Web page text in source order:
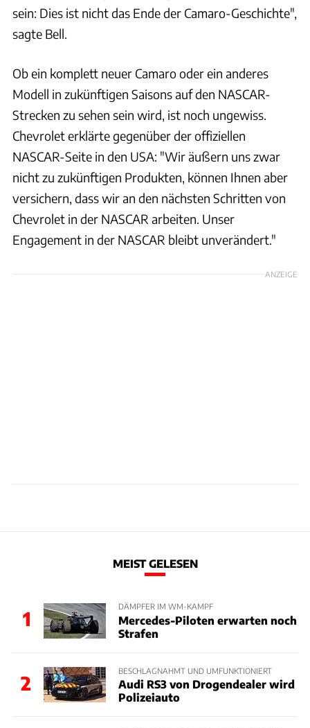
sein: Dies ist nicht das Ende der Camaro-Geschichte",
sagte Bell.
Ob ein komplett neuer Camaro oder ein anderes
Modell in zukünftigen Saisons auf den NASCAR-
Strecken zu sehen sein wird, ist noch ungewiss.
Chevrolet erklärte gegenüber der offiziellen
NASCAR-Seite in den USA: "Wir äußern uns zwar
nicht zu zukünftigen Produkten, können Ihnen aber
versichern, dass wir an den nächsten Schritten von
Chevrolet in der NASCAR arbeiten. Unser
Engagement in der NASCAR bleibt unverändert."
ANZEIGE
MEIST GELESEN
1
DÄMPFER IM WM-KAMPF
Mercedes-Piloten erwarten noch
Strafen
2
BESCHLAGNAHMT UND UMFUNKTIONIERT
Audi RS3 von Drogendealer wird
Polizeiauto